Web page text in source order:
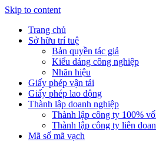
Skip to content
Trang chủ
Sở hữu trí tuệ
Bản quyền tác giả
Kiểu dáng công nghiệp
Nhãn hiệu
Giấy phép vận tải
Giấy phép lao động
Thành lập doanh nghiệp
Thành lập công ty 100%
Thành lập công ty liên
Mã số mã vạch